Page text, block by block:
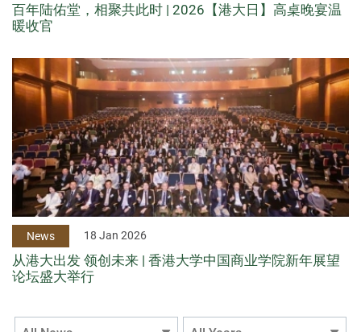
百年陆佑堂，相聚共此时 | 2026【港大日】高桌晚宴温
暖收官
News 18 Jan 2026
从港大出发 领创未来 | 香港大学中国商业学院新年展望
论坛盛大举行